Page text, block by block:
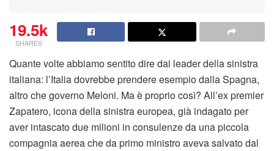
19.5k
SHARES
Quante volte abbiamo sentito dire dai leader della sinistra
italiana: l’Italia dovrebbe prendere esempio dalla Spagna,
altro che governo Meloni. Ma è proprio così? All’ex premier
Zapatero, icona della sinistra europea, già indagato per
aver intascato due milioni in consulenze da una piccola
compagnia aerea che da primo ministro aveva salvato dal